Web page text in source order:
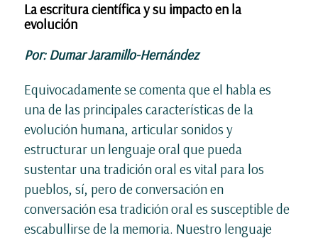
La escritura científica y su impacto en la
evolución
Por: Dumar Jaramillo-Hernández
Equivocadamente se comenta que el habla es
una de las principales características de la
evolución humana, articular sonidos y
estructurar un lenguaje oral que pueda
sustentar una tradición oral es vital para los
pueblos, sí, pero de conversación en
conversación esa tradición oral es susceptible de
escabullirse de la memoria. Nuestro lenguaje